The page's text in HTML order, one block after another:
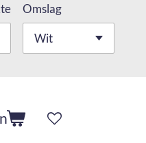
Omslag